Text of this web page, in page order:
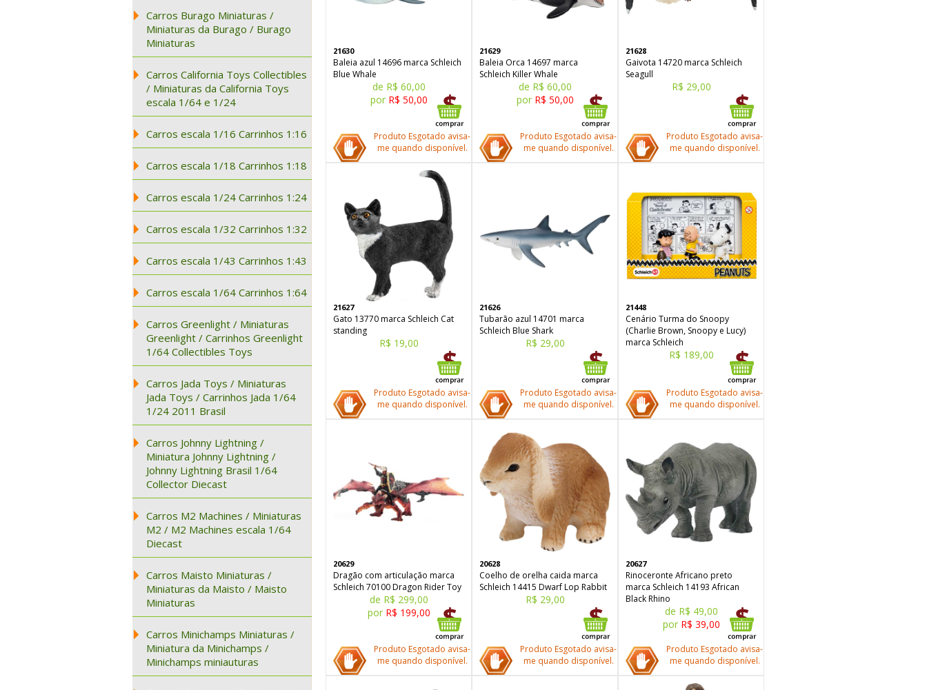
Carros Burago Miniaturas /
Miniaturas da Burago / Burago
Miniaturas
Carros California Toys Collectibles
/ Miniaturas da California Toys
escala 1/64 e 1/24
Carros escala 1/16 Carrinhos 1:16
Carros escala 1/18 Carrinhos 1:18
Carros escala 1/24 Carrinhos 1:24
Carros escala 1/32 Carrinhos 1:32
Carros escala 1/43 Carrinhos 1:43
Carros escala 1/64 Carrinhos 1:64
Carros Greenlight / Miniaturas
Greenlight / Carrinhos Greenlight
1/64 Collectibles Toys
Carros Jada Toys / Miniaturas
Jada Toys / Carrinhos Jada 1/64
1/24 2011 Brasil
Carros Johnny Lightning /
Miniatura Johnny Lightning /
Johnny Lightning Brasil 1/64
Collector Diecast
Carros M2 Machines / Miniaturas
M2 / M2 Machines escala 1/64
Diecast
Carros Maisto Miniaturas /
Miniaturas da Maisto / Maisto
Miniaturas
Carros Minichamps Miniaturas /
Miniatura da Minichamps /
Minichamps miniauturas
21630
Baleia azul 14696 marca Schleich
Blue Whale
de R$ 60,00
por R$ 50,00
Produto Esgotado avisa-
me quando disponível.
21629
Baleia Orca 14697 marca
Schleich Killer Whale
de R$ 60,00
por R$ 50,00
Produto Esgotado avisa-
me quando disponível.
21628
Gaivota 14720 marca Schleich
Seagull
R$ 29,00
Produto Esgotado avisa-
me quando disponível.
21627
Gato 13770 marca Schleich Cat
standing
R$ 19,00
Produto Esgotado avisa-
me quando disponível.
21626
Tubarão azul 14701 marca
Schleich Blue Shark
R$ 29,00
Produto Esgotado avisa-
me quando disponível.
21448
Cenário Turma do Snoopy
(Charlie Brown, Snoopy e Lucy)
marca Schleich
R$ 189,00
Produto Esgotado avisa-
me quando disponível.
20629
Dragão com articulação marca
Schleich 70100 Dragon Rider Toy
de R$ 299,00
por R$ 199,00
Produto Esgotado avisa-
me quando disponível.
20628
Coelho de orelha caida marca
Schleich 14415 Dwarf Lop Rabbit
R$ 29,00
Produto Esgotado avisa-
me quando disponível.
20627
Rinoceronte Africano preto
marca Schleich 14193 African
Black Rhino
de R$ 49,00
por R$ 39,00
Produto Esgotado avisa-
me quando disponível.